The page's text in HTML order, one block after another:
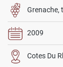
Grenache
2009
Cotes Du